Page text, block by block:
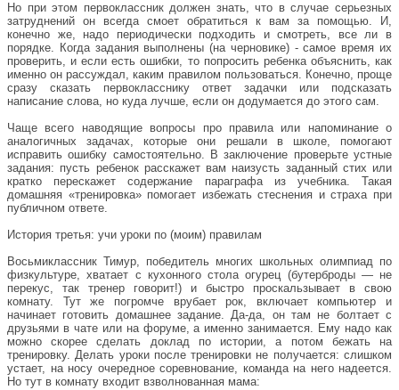
Но при этом первоклассник должен знать, что в случае серьезных
затруднений он всегда смоет обратиться к вам за помощью. И,
конечно же, надо периодически подходить и смотреть, все ли в
порядке. Когда задания выполнены (на черновике) - самое время их
проверить, и если есть ошибки, то попросить ребенка объяснить, как
именно он рассуждал, каким правилом пользоваться. Конечно, проще
сразу сказать первокласснику ответ задачки или подсказать
написание слова, но куда лучше, если он додумается до этого сам.
Чаще всего наводящие вопросы про правила или напоминание о
аналогичных задачах, которые они решали в школе, помогают
исправить ошибку самостоятельно. В заключение проверьте устные
задания: пусть ребенок расскажет вам наизусть заданный стих или
кратко перескажет содержание параграфа из учебника. Такая
домашняя «тренировка» помогает избежать стеснения и страха при
публичном ответе.
История третья: учи уроки по (моим) правилам
Восьмиклассник Тимур, победитель многих школьных олимпиад по
физкультуре, хватает с кухонного стола огурец (бутерброды — не
перекус, так тренер говорит!) и быстро проскальзывает в свою
комнату. Тут же погромче врубает рок, включает компьютер и
начинает готовить домашнее задание. Да-да, он там не болтает с
друзьями в чате или на форуме, а именно занимается. Ему надо как
можно скорее сделать доклад по истории, а потом бежать на
тренировку. Делать уроки после тренировки не получается: слишком
устает, на носу очередное соревнование, команда на него надеется.
Но тут в комнату входит взволнованная мама: